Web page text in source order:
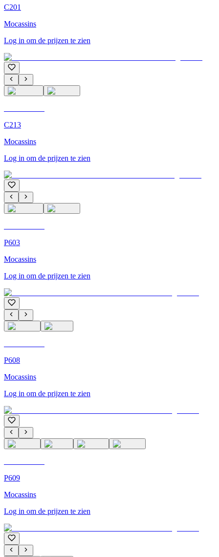
C201
Mocassins
Log in om de prijzen te zien
C213
Mocassins
Log in om de prijzen te zien
P603
Mocassins
Log in om de prijzen te zien
P608
Mocassins
Log in om de prijzen te zien
P609
Mocassins
Log in om de prijzen te zien